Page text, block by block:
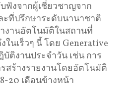
ฟังจากผู้เชี่ยวชาญจาก
ที่ปรึกษาระดับนานาชาติ
งานอัตโนมัติในสถานที่
ในเร็วๆ นี้ โดย Generative
ติงานประจำวัน เช่น การ
สร้างรายงานโดยอัตโนมัติ
20 เดือนข้างหน้า